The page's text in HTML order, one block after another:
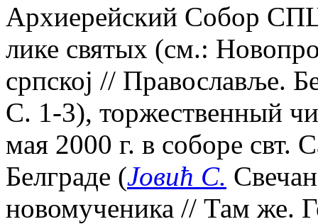
Архиерейский Собор
лике святых (см.:
српскоj // Православље.
С. 1-3), торжественный
мая 2000 г. в соборе свт.
Белграде (Jовић С.
новомученика // Там же.